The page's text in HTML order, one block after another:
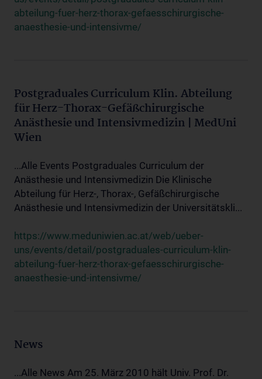
abteilung-fuer-herz-thorax-gefaesschirurgische-
anaesthesie-und-intensivme/
Postgraduales Curriculum Klin. Abteilung
für Herz-Thorax-Gefäßchirurgische
Anästhesie und Intensivmedizin | MedUni
Wien
...Alle Events Postgraduales Curriculum der
Anästhesie und Intensivmedizin Die Klinische
Abteilung für Herz-, Thorax-, Gefäßchirurgische
Anästhesie und Intensivmedizin der Universitätskli...
https://www.meduniwien.ac.at/web/ueber-
uns/events/detail/postgraduales-curriculum-klin-
abteilung-fuer-herz-thorax-gefaesschirurgische-
anaesthesie-und-intensivme/
News
...Alle News Am 25. März 2010 hält Univ. Prof. Dr.